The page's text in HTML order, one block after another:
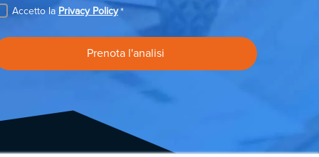
Accetto la Privacy Policy *